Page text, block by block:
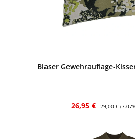
Blaser Gewehrauflage-
Verkaufspreis:
26,95 € Regulärer
29,00 €